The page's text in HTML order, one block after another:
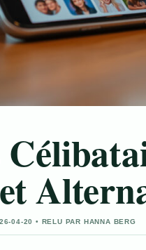
04-20 • RELU PAR HANNA BERG